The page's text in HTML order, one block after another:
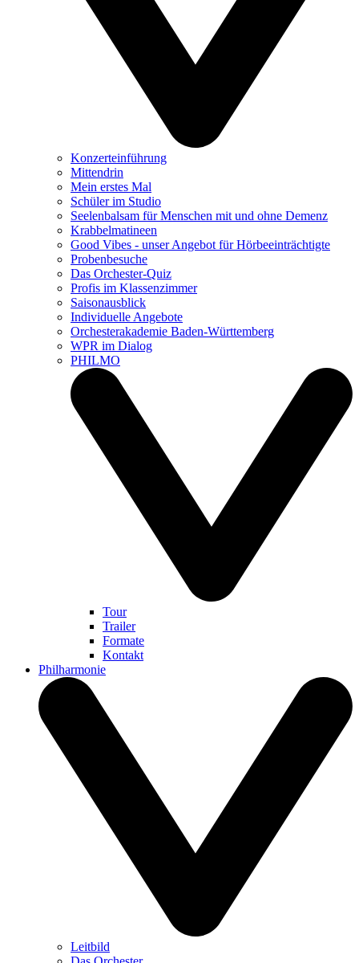
Konzerteinführung
Mittendrin
Mein erstes Mal
Schüler im Studio
Seelenbalsam für Menschen mit und ohne Demenz
Krabbelmatineen
Good Vibes - unser Angebot für Hörbeeinträchtigte
Probenbesuche
Das Orchester-Quiz
Profis im Klassenzimmer
Saisonausblick
Individuelle Angebote
Orchesterakademie Baden-Württemberg
WPR im Dialog
PHILMO
Tour
Trailer
Formate
Kontakt
Philharmonie
Leitbild